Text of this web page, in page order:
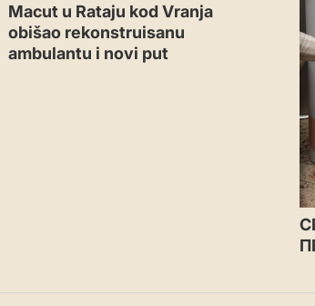
Macut u Rataju kod Vranja
obišao rekonstruisanu
ambulantu i novi put